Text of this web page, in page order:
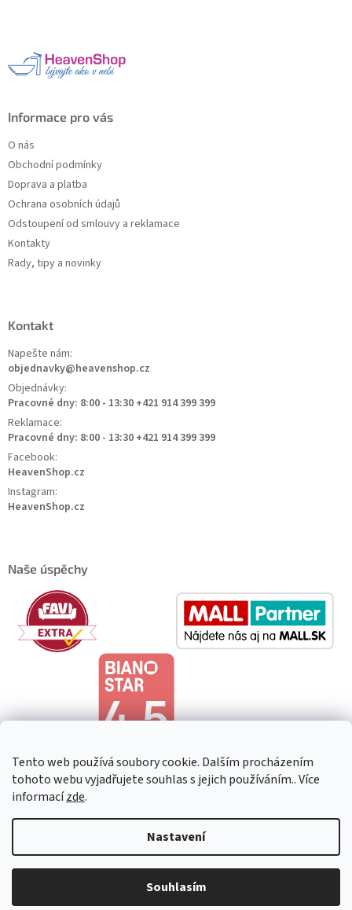
Tento web používá soubory cookie. Dalším procházením
tohoto webu vyjadřujete souhlas s jejich používáním.. Více
informacízde.
Nastavení
Souhlasím
Informace pro vás
O nás
Obchodní podmínky
Doprava a platba
Ochrana osobních údajů
Odstoupení od smlouvy a reklamace
Kontakty
Rady, tipy a novinky
Kontakt
Napešte nám:
objednavky@heavenshop.cz
Objednávky:
Pracovné dny: 8:00 - 13:30 +421 914 399 399
Reklamace:
Pracovné dny: 8:00 - 13:30 +421 914 399 399
Facebook:
HeavenShop.cz
Instagram:
HeavenShop.cz
Naše úspěchy
Vytvořil Shoptet Premium
HeavenShop. Všechna práva vyhrazena.